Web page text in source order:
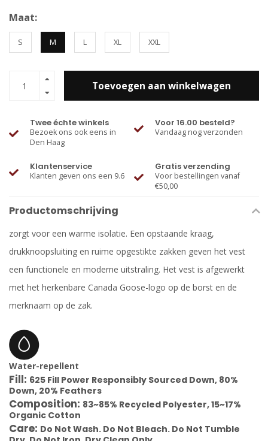
Maat:
S M L XL XXL
Toevoegen aan winkelwagen
Twee échte winkels
Bezoek ons ook eens in
Den Haag
Voor 16.00 besteld?
Vandaag nog verzonden
Klantenservice
Klanten geven ons een 9.6
Gratis verzending
Voor bestellingen vanaf
€50,00
Productomschrijving
zorgt voor een warme isolatie. Een opstaande kraag,
drukknoopsluiting en ruime opgestikte zakken geven het vest
een functionele en moderne uitstraling. Het vest is afgewerkt
met het herkenbare Canada Goose-logo op de borst en de
merknaam op de zak.
Water-repellent
Fill: 625 Fill Power Responsibly Sourced Down, 80%
Down, 20% Feathers
Composition: 83~85% Recycled Polyester, 15~17%
Organic Cotton
Care: Do Not Wash. Do Not Bleach. Do Not Tumble